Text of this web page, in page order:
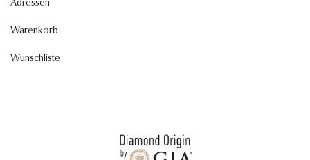
Adressen
Warenkorb
Wunschliste